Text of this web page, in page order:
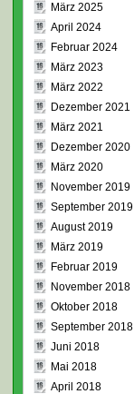
März 2025
April 2024
Februar 2024
März 2023
März 2022
Dezember 2021
März 2021
Dezember 2020
März 2020
November 2019
September 2019
August 2019
März 2019
Februar 2019
November 2018
Oktober 2018
September 2018
Juni 2018
Mai 2018
April 2018